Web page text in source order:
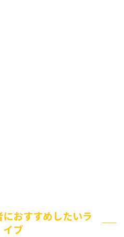
おすすめしたいラ
イブ